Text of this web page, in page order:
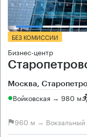
БЕЗ КОМИССИИ
Бизнес-центр
Москва,
Войковская → 980 м
960 м → Вокзальный